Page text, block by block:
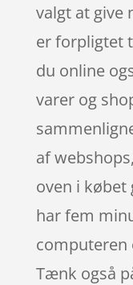
valgt at give
er forpligtet
du online
varer og
af
oven i købet
har fem
computeren
Tænk også